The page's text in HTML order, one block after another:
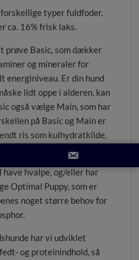
typer fuldfoder.
ca. 16% frisk laks.
prøve Basic, som dækker
og mineraler for
energiniveau. Er din hund
lidt oppe i alderen, kan
også vælge Main, som har
på Basic og Main er
ris som kulhydratkilde,
hvalpe, og/eller har
Optimal Puppy, som er
noget større behov for
har vi udviklet
og proteinindhold, så